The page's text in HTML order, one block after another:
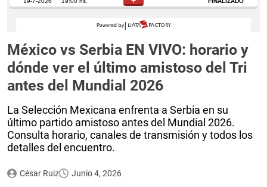
México vs Serbia EN VIVO: horario y
dónde ver el último amistoso del Tri
antes del Mundial 2026
La Selección Mexicana enfrenta a Serbia en su
último partido amistoso antes del Mundial 2026.
Consulta horario, canales de transmisión y todos los
detalles del encuentro.
César Ruiz Junio 4, 2026